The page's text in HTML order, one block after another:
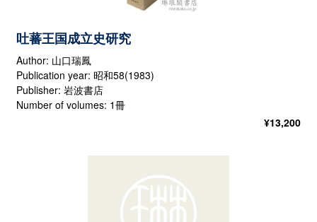
吐蕃王国成立史研究
Author: 山口瑞鳳
Publication year: 昭和58(1983)
Publisher: 岩波書店
Number of volumes: 1冊
¥13,200